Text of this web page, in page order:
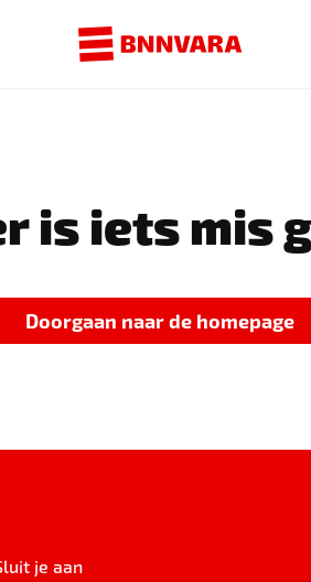
is iets mis
Doorgaan naar de homepage
je aan